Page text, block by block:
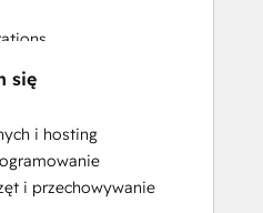
się
i hosting
i przechowywanie